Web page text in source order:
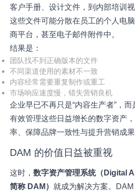
客户手册、设计文件，到内部培训
这些文件可能分散在员工的个人电
商平台，甚至电子邮件附件中。
结果是：
团队找不到正确版本的文件
不同渠道使用的素材不一致
内容经常需要重复制作或重工
市场响应速度慢，错失营销良机
企业早已不再只是“内容生产者”，而
有效管理这些日益增长的数字资产
率、保障品牌一致性与提升营销成果
DAM 的价值日益被重视
这时，数字资产管理系统（Digital
简称 DAM） 就成为解决方案。